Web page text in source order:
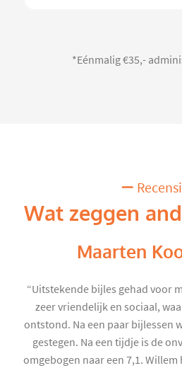
*Eénmalig €35,-
Wat zeggen
Maarten
“Uitstekende bijles gehad voor
zeer vriendelijk en sociaal,
ontstond. Na een paar bijlessen
gestegen. Na een tijdje is de
omgebogen naar een 7,1. Willem